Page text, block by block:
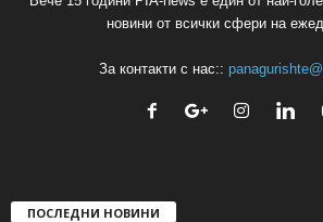
новини от всички сфери на
За контакти с нас::
ПОСЛЕДНИ НОВИНИ